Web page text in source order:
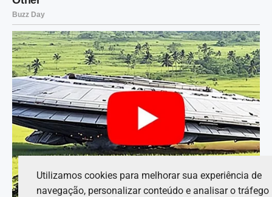
Utilizamos cookies para melhorar sua experiência de
navegação, personalizar conteúdo e analisar o tráfego